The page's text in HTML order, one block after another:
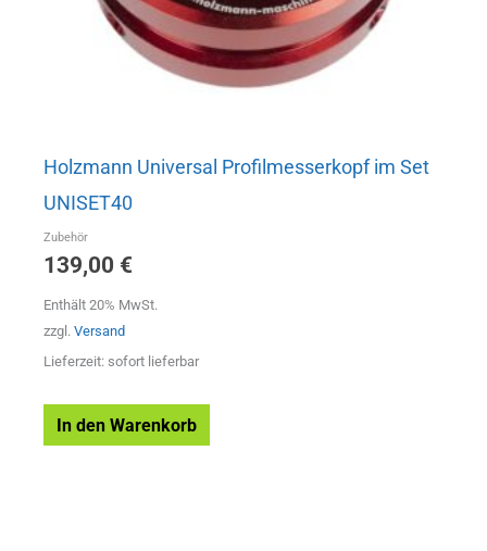
Holzmann Universal Profilmesserkopf im Set
UNISET40
Zubehör
139,00 €
Enthält 20% MwSt.
zzgl. Versand
Lieferzeit: sofort lieferbar
In den Warenkorb